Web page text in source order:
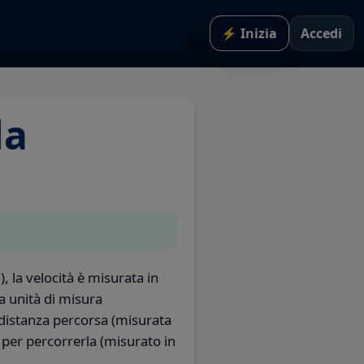
⚡ Inizia Accedi
la velocità è misurata in
unità di misura
percorsa (misurata
percorrerla (misurato in